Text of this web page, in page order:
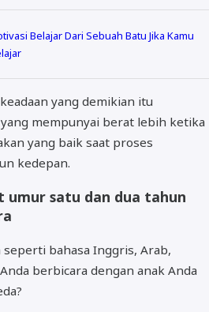
Belajar Dari Sebuah Batu Jika Kamu
yang demikian itu
mempunyai berat lebih ketika
yang baik saat proses
kedepan.
umur satu dan dua tahun
bahasa Inggris, Arab,
berbicara dengan anak Anda